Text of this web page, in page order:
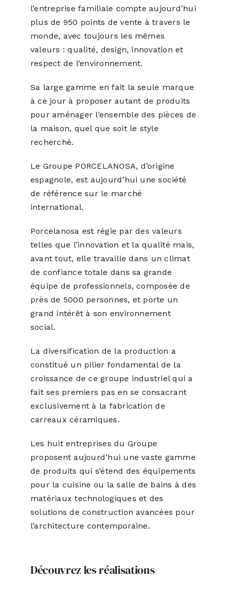
l’entreprise familiale compte aujourd’hui
plus de 950 points de vente à travers le
monde, avec toujours les mêmes
valeurs : qualité, design, innovation et
respect de l’environnement.
Sa large gamme en fait la seule marque
à ce jour à proposer autant de produits
pour aménager l’ensemble des pièces de
la maison, quel que soit le style
recherché.
Le Groupe PORCELANOSA, d’origine
espagnole, est aujourd’hui une société
de référence sur le marché
international.
Porcelanosa est régie par des valeurs
telles que l’innovation et la qualité mais,
avant tout, elle travaille dans un climat
de confiance totale dans sa grande
équipe de professionnels, composée de
près de 5000 personnes, et porte un
grand intérêt à son environnement
social.
La diversification de la production a
constitué un pilier fondamental de la
croissance de ce groupe industriel qui a
fait ses premiers pas en se consacrant
exclusivement à la fabrication de
carreaux céramiques.
Les huit entreprises du Groupe
proposent aujourd’hui une vaste gamme
de produits qui s’étend des équipements
pour la cuisine ou la salle de bains à des
matériaux technologiques et des
solutions de construction avancées pour
l’architecture contemporaine.
Découvrez les réalisations